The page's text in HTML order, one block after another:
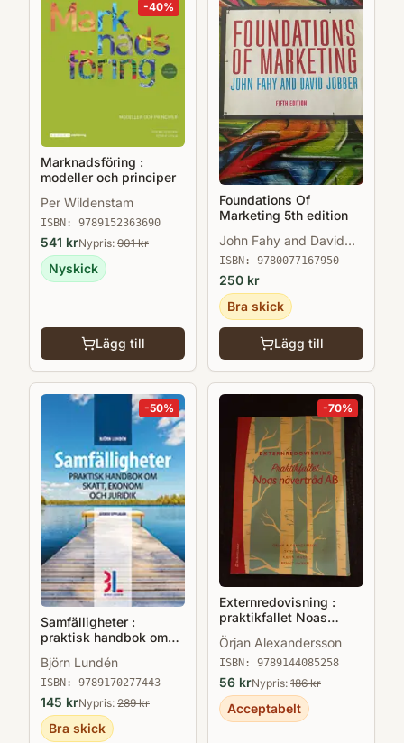
-40%
Marknadsföring :
modeller och principer
Per Wildenstam
ISBN: 9789152363690
541 krNypris: 901kr
Nyskick
Lägg till
Foundations Of
Marketing 5th edition
John Fahy and David
Jobber
ISBN: 9780077167950
250 kr
Bra skick
Lägg till
-50%
Samfälligheter :
praktisk handbok om
juridik
Björn Lundén
ISBN: 9789170277443
145 krNypris: 289kr
Bra skick
-70%
Externredovisning :
praktikfallet Noas
nävertråd AB
Örjan Alexandersson
ISBN: 9789144085258
56 krNypris: 186kr
Acceptabelt